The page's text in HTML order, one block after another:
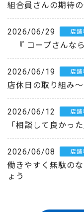
組合員さんの期待
2026/06/29 店舗
『 コープさんな
2026/06/19 店舗
店休日の取り組み
2026/06/12 店舗
「相談して良かっ
2026/06/08 店舗
働きやすく無駄の
ょう